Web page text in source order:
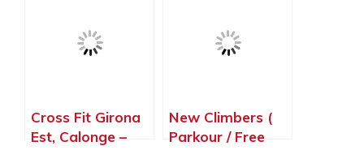
Cross Fit Girona
Est, Calonge –
New Climbers (
Parkour / Free